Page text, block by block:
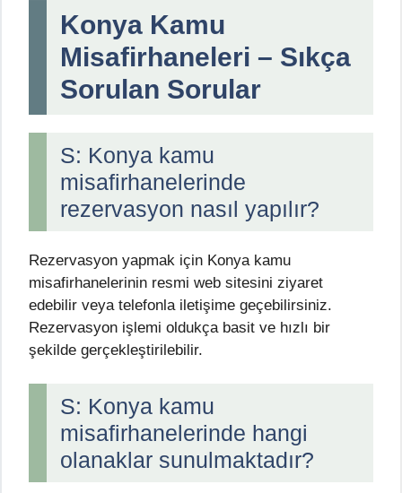
Konya Kamu
Misafirhaneleri – Sıkça
Sorulan Sorular
S: Konya kamu
misafirhanelerinde
rezervasyon nasıl yapılır?
Rezervasyon yapmak için Konya kamu
misafirhanelerinin resmi web sitesini ziyaret
edebilir veya telefonla iletişime geçebilirsiniz.
Rezervasyon işlemi oldukça basit ve hızlı bir
şekilde gerçekleştirilebilir.
S: Konya kamu
misafirhanelerinde hangi
olanaklar sunulmaktadır?